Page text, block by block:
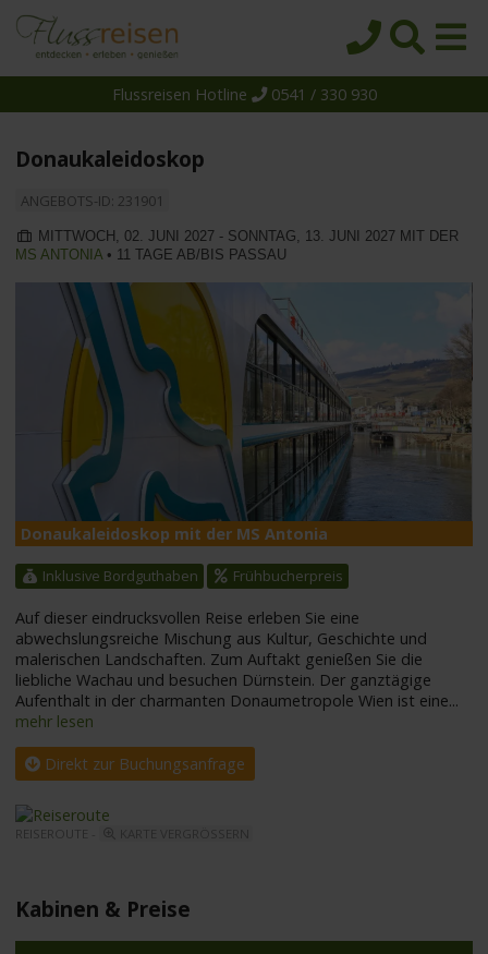
Reedereien
Über uns
Flussreisen Hotline 0541 / 330 930
Donaukaleidoskop
ANGEBOTS-ID: 231901
MITTWOCH, 02. JUNI 2027 - SONNTAG, 13. JUNI 2027 MIT DER
MS ANTONIA • 11 TAGE AB/BIS PASSAU
Donaukaleidoskop mit der MS Antonia
Inklusive Bordguthaben Frühbucherpreis
Auf dieser eindrucksvollen Reise erleben Sie eine
abwechslungsreiche Mischung aus Kultur, Geschichte und
malerischen Landschaften. Zum Auftakt genießen Sie die
liebliche Wachau und besuchen Dürnstein. Der ganztägige
Aufenthalt in der charmanten Donaumetropole Wien ist eine...
mehr lesen
Direkt zur Buchungsanfrage
REISEROUTE -
Kabinen & Preise